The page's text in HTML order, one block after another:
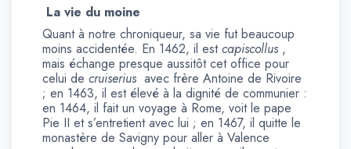
La vie du moine
Quant à notre chroniqueur, sa vie fut beaucoup
moins accidentée. En 1462, il estcapiscollus,
mais échange presque aussitôt cet office pour
celui de cruiserius avec frère Antoine de Rivoire
; en 1463, il est élevé à la dignité de communier :
en 1464, il fait un voyage à Rome, voit le pape
Pie II et s’entretient avec lui ; en 1467, il quitte le
monastère de Savigny pour aller à Valence